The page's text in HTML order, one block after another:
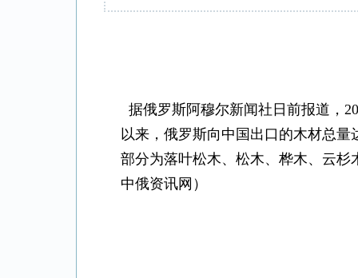
据俄罗斯阿穆尔新闻社日前报道，
以来，俄罗斯向中国出口的木材总量
部分为落叶松木、松木、桦木、云
中俄资讯网）